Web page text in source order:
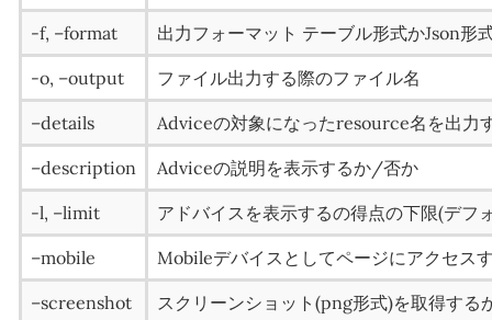
-f, –format 出力フォーマット テーブル形式かJson形
-o, –output ファイル出力する際のファイル名
–details Adviceの対象になったresource名を出力
–description Adviceの説明を表示するか/否か
-l, –limit アドバイスを表示するの得点の下限(デフ
–mobile Mobileデバイスとしてページにアクセス
–screenshot スクリーンショット(png形式)を取得する